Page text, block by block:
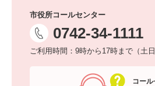
市役所コールセンター
0742-34-1111
ご利用時間：9時から17時まで（土
コー